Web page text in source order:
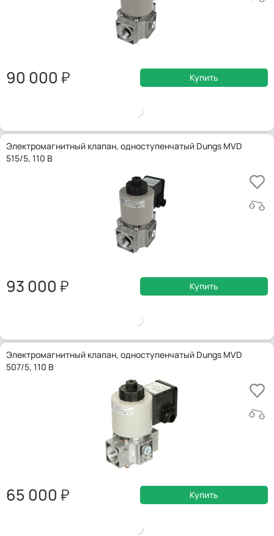
90 000 Купить
Электромагнитный клапан, одноступенчатый Dungs MVD
515/5, 110 В
93 000 Купить
Электромагнитный клапан, одноступенчатый Dungs MVD
507/5, 110 В
65 000 Купить